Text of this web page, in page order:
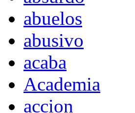
abuelos
abusivo
acaba
Academia
accion